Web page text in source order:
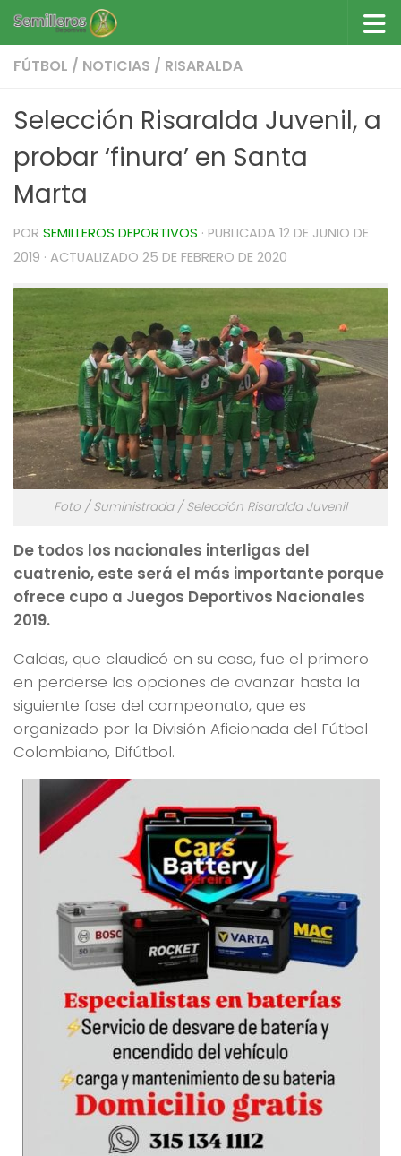
Saltar al contenido
FÚTBOL / NOTICIAS / RISARALDA
Selección Risaralda Juvenil, a
probar ‘finura’ en Santa
Marta
POR SEMILLEROS DEPORTIVOS · PUBLICADA 12 DE JUNIO DE
2019 · ACTUALIZADO 25 DE FEBRERO DE 2020
Foto / Suministrada / Selección Risaralda Juvenil
De todos los nacionales interligas del
cuatrenio, este será el más importante porque
ofrece cupo a Juegos Deportivos Nacionales
2019.
Caldas, que claudicó en su casa, fue el primero
en perderse las opciones de avanzar hasta la
siguiente fase del campeonato, que es
organizado por la División Aficionada del Fútbol
Colombiano, Difútbol.